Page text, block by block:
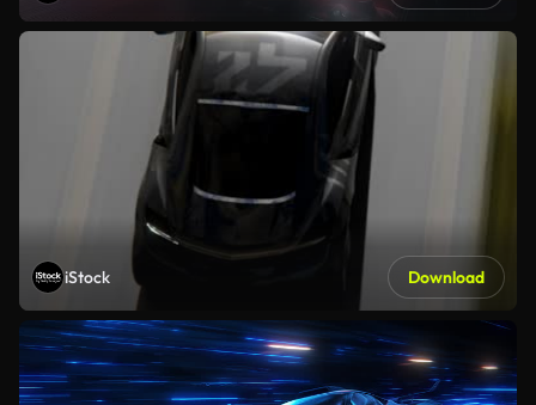
iStock Download